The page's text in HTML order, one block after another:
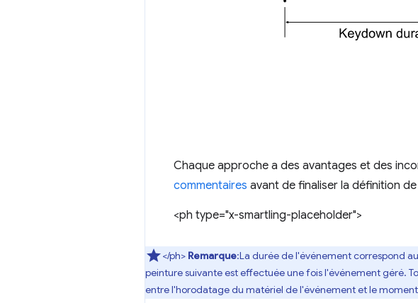
Chaque approche a des avantages et des
commentaires avant de finaliser la définition
<ph type="x-smartling-placeholder">
</ph> Remarque:La durée de l'événement correspond
peinture suivante est effectuée une fois l'événement géré.
entre l'horodatage du matériel de l'événement et le